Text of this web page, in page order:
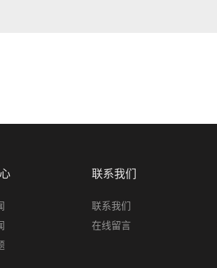
联系我们
联系我们
在线留言